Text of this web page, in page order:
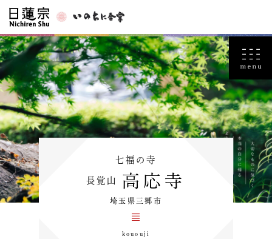
七福の寺
長覚山 高応寺
埼玉県三郷市
kououji